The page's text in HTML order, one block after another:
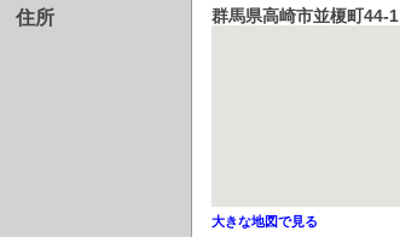
住所 群馬県高崎市並榎町44-1
大きな地図で見る